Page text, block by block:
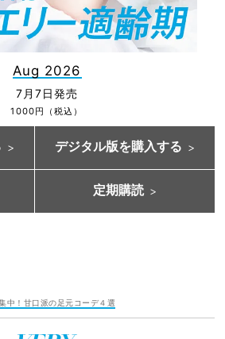
Aug 2026
7月7日発売
1000円（税込）
デジタル版を購入する
定期購読
中！甘口派の足元コーデ４選